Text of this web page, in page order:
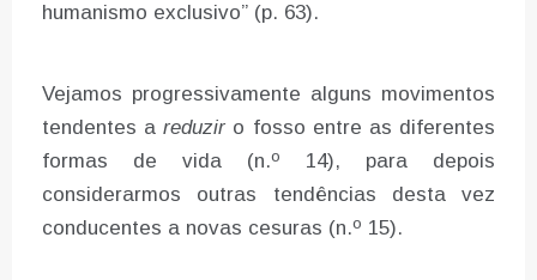
humanismo exclusivo” (p. 63).
Vejamos progressivamente alguns movimentos
tendentes areduzir o fosso entre as diferentes
formas de vida (n.º 14), para depois
considerarmos outras tendências desta vez
conducentes a novas cesuras (n.º 15).